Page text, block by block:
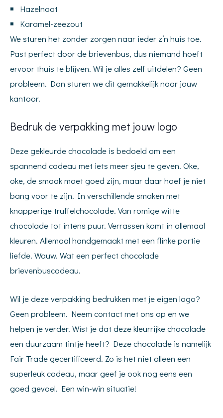
Hazelnoot
Karamel-zeezout
We sturen het zonder zorgen naar ieder z’n huis toe.
Past perfect door de brievenbus, dus niemand hoeft
ervoor thuis te blijven. Wil je alles zelf uitdelen? Geen
probleem. Dan sturen we dit gemakkelijk naar jouw
kantoor.
Bedruk de verpakking met jouw logo
Deze gekleurde chocolade is bedoeld om een
spannend cadeau met iets meer sjeu te geven. Oke,
oke, de smaak moet goed zijn, maar daar hoef je niet
bang voor te zijn. In verschillende smaken met
knapperige truffelchocolade. Van romige witte
chocolade tot intens puur. Verrassen komt in allemaal
kleuren. Allemaal handgemaakt met een flinke portie
liefde. Wauw. Wat een perfect chocolade
brievenbuscadeau.
Wil je deze verpakking bedrukken met je eigen logo?
Geen probleem. Neem contact met ons op en we
helpen je verder. Wist je dat deze kleurrijke chocolade
een duurzaam tintje heeft? Deze chocolade is namelijk
Fair Trade gecertificeerd. Zo is het niet alleen een
superleuk cadeau, maar geef je ook nog eens een
goed gevoel. Een win-win situatie!